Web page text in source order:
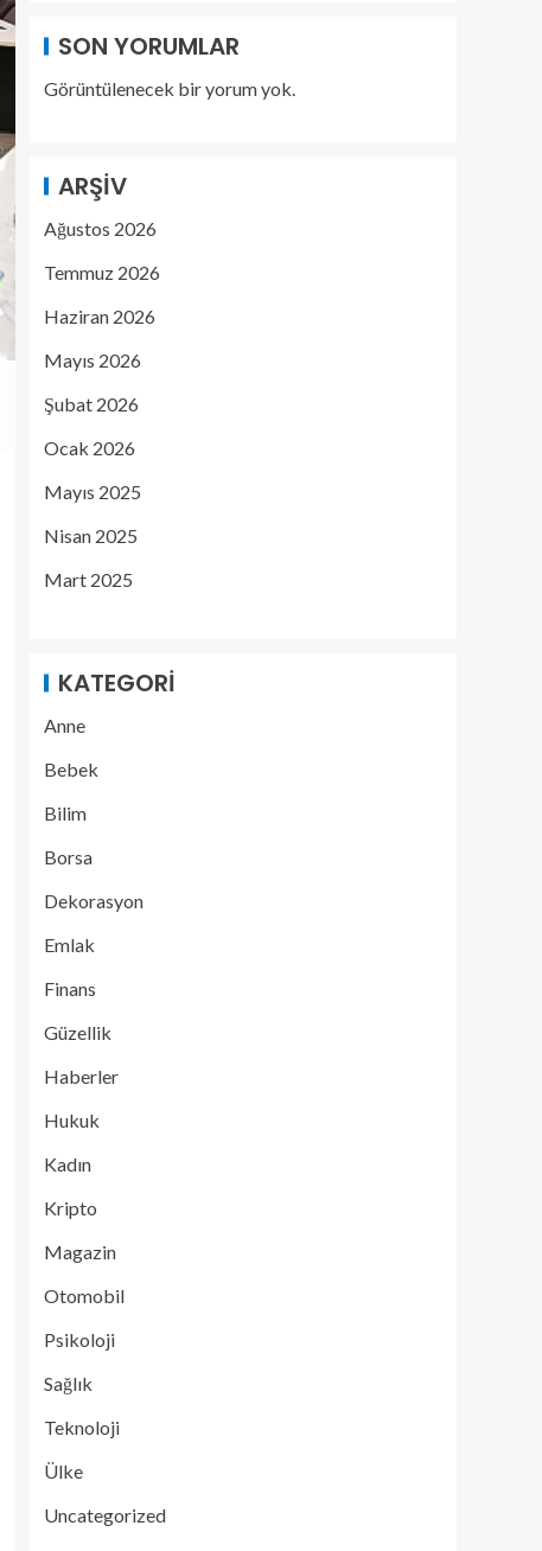
SON YORUMLAR
Görüntülenecek bir yorum yok.
ARŞIV
Ağustos 2026
Temmuz 2026
Haziran 2026
Mayıs 2026
Şubat 2026
Ocak 2026
Mayıs 2025
Nisan 2025
Mart 2025
KATEGORI
Anne
Bebek
Bilim
Borsa
Dekorasyon
Emlak
Finans
Güzellik
Haberler
Hukuk
Kadın
Kripto
Magazin
Otomobil
Psikoloji
Sağlık
Teknoloji
Ülke
Uncategorized